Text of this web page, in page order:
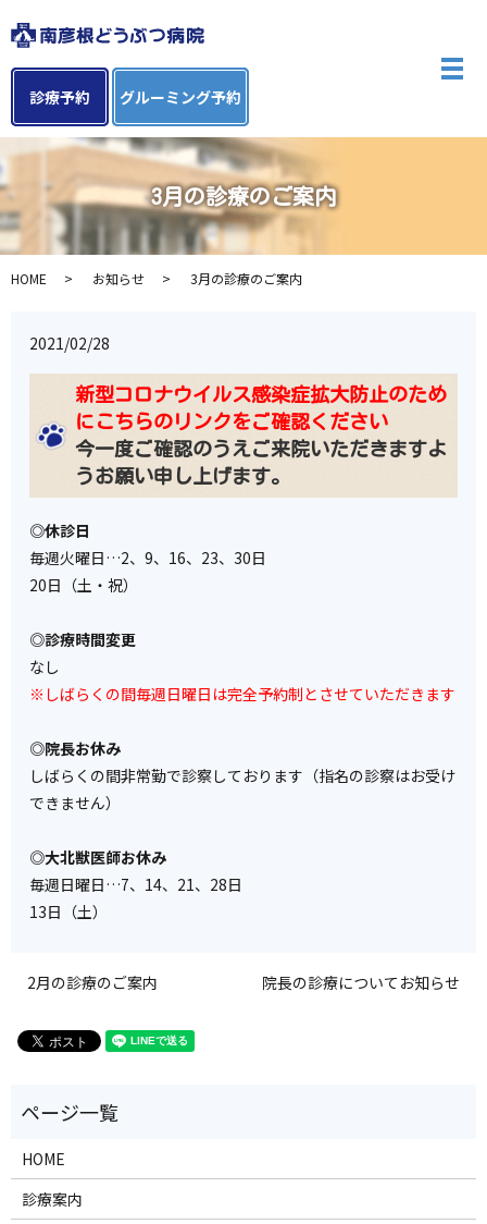
診療予約 グルーミング予約
メ
3月の診療のご案内
HOME お知らせ 3月の診療のご案内
2021/02/28
新型コロナウイルス感染症拡大防止のため
にこちらのリンクをご確認ください
今一度ご確認のうえご来院いただきますよ
うお願い申し上げます。
◎休診日
毎週火曜日…2、9、16、23、30日
20日（土・祝）
◎診療時間変更
なし
※しばらくの間毎週日曜日は完全予約制とさせていただきます
◎院長お休み
しばらくの間非常勤で診察しております（指名の診察はお受け
できません）
◎大北獣医師お休み
毎週日曜日…7、14、21、28日
13日（土）
2月の診療のご案内 院長の診療についてお知らせ
HOME
診療案内